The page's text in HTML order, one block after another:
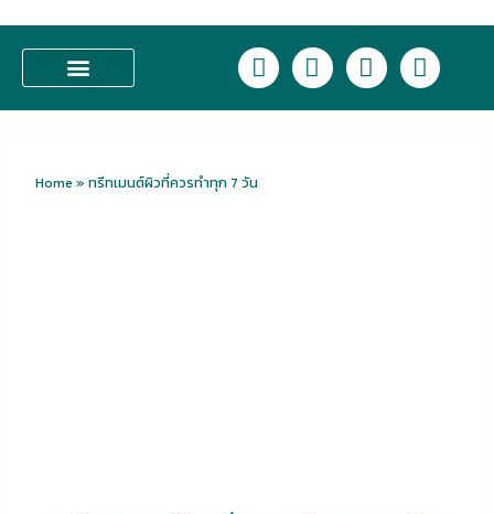
L
i
n
F
a
c
I
n
s
T
i
k
Home »ทรีทเมนต์ผิวที่ควรทำทุก 7 วัน